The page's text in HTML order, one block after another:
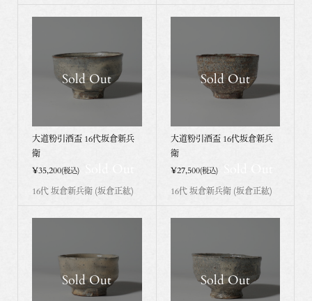
Sold Out
大道粉引酒盃 16代坂倉新兵
衛
¥35,200(税込)
16代 坂倉新兵衛 (坂倉正紘)
Sold Out
大道粉引酒盃 16代坂倉新兵
衛
¥27,500(税込)
16代 坂倉新兵衛 (坂倉正紘)
Sold Out Sold Out